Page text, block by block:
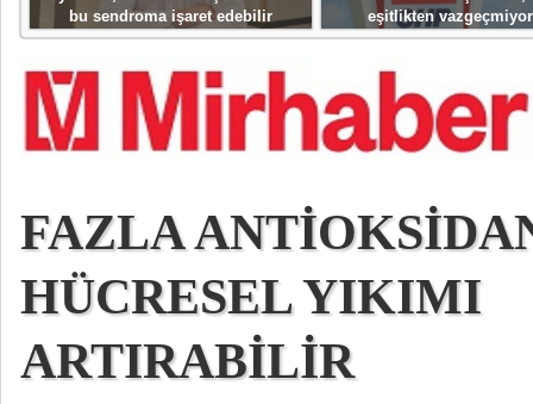
bu sendroma işaret edebilir
eşitlikten
FAZLA
HÜCRESEL YIKIMI
ARTIRABİLİR